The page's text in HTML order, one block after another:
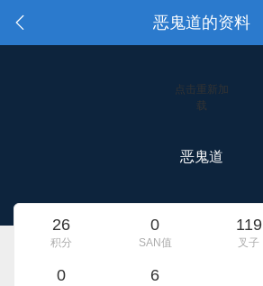
恶鬼道的资料
点击重新加
载
恶鬼道
26
积分
0
SAN值
119
叉子
0 6